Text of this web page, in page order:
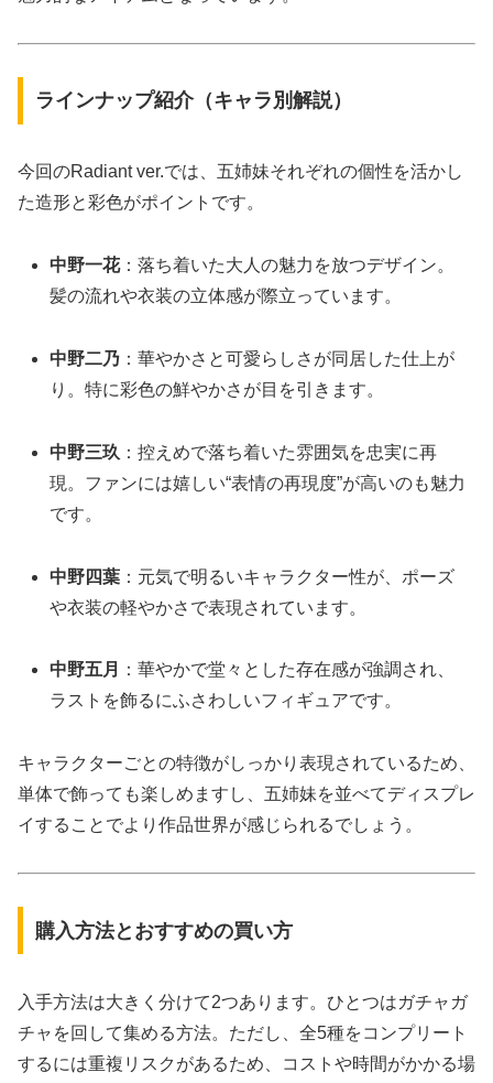
ラインナップ紹介（キャラ別解説）
今回のRadiant ver.では、五姉妹それぞれの個性を活かし
た造形と彩色がポイントです。
中野一花：落ち着いた大人の魅力を放つデザイン。
髪の流れや衣装の立体感が際立っています。
中野二乃 ：華やかさと可愛らしさが同居した仕上が
り。特に彩色の鮮やかさが目を引きます。
中野三玖 ：控えめで落ち着いた雰囲気を忠実に再
現。ファンには嬉しい“表情の再現度”が高いのも魅力
です。
中野四葉 ：元気で明るいキャラクター性が、ポーズ
や衣装の軽やかさで表現されています。
中野五月
：華やかで堂々とした存在感が強調され、
ラストを飾るにふさわしいフィギュアです。
キャラクターごとの特徴がしっかり表現されているため、
単体で飾っても楽しめますし、五姉妹を並べてディスプレ
イすることでより作品世界が感じられるでしょう。
購入方法とおすすめの買い方
入手方法は大きく分けて2つあります。ひとつはガチャガ
チャを回して集める方法。ただし、全5種をコンプリート
するには重複リスクがあるため、コストや時間がかかる場